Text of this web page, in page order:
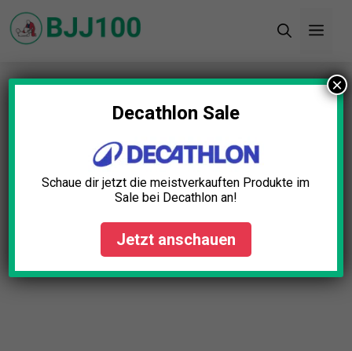
Zum
Inhalt
Startseite»Blog»BJJ Springseil Test: Die 5
besten (Bestenliste)Decathlon Sale
Schaue dir jetzt die meistverkauften Produkte im
Sale bei Decathlon an!
Jetzt anschauen
×